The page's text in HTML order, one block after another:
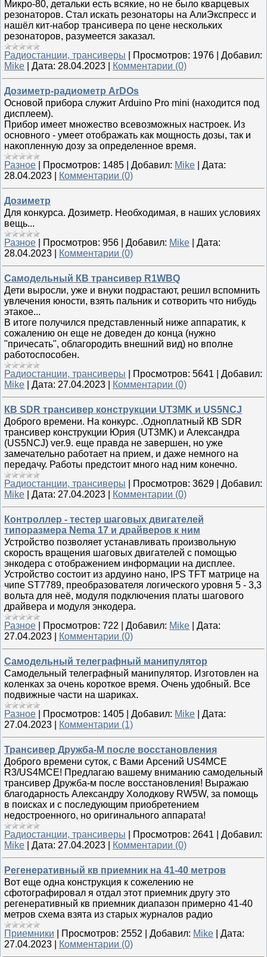
Микро-80, детальки есть всякие, но не было кварцевых
резонаторов. Стал искать резонаторы на АлиЭкспресс и
нашёл кит-набор трансивера по цене нескольких
резонаторов, разумеется заказал.
Радиостанции, трансиверы
Просмотров: 1976
Добавил:
Mike
Дата: 28.04.2023 Комментарии (0)
Дозиметр-радиометр ArDOs
Основой прибора служит Arduino Pro mini (находится под
дисплеем).
Прибор имеет множество всевозможных настроек. Из
основного - умеет отображать как мощность дозы, так и
накопленную дозу за определенное время.
Разное
Просмотров: 1485 Добавил: Mike
Дата:
28.04.2023
Комментарии (0)
Дозиметр
Для конкурса. Дозиметр. Необходимая, в наших условиях
вещь...
Разное
Просмотров: 956 Добавил: Mike
Дата:
28.04.2023
Комментарии (0)
Самодельный КВ трансивер R1WBQ
Дети выросли, уже и внуки подрастают, решил вспомнить
увлечения юности, взять пальник и сотворить что нибудь
этакое...
В итоге получился представленный ниже аппаратик, к
сожалению он еще не доведен до конца (нужно
"причесать", облагородить внешний вид) но вполне
работоспособен.
Радиостанции, трансиверы
Просмотров: 5641
Добавил:
Mike
Дата: 27.04.2023 Комментарии (0)
КВ SDR трансивер конструкции UT3MK и US5NCJ
Доброго времени. На конкурс. .Одноплатный КВ SDR
трансивер конструкции Юрия (UT3MK) и Александра
(US5NCJ) ver.9. еще правда не завершен, но уже
замечательно работает на прием, и даже немного на
передачу. Работы предстоит много над ним конечно.
Радиостанции, трансиверы
Просмотров: 3629
Добавил:
Mike
Дата: 27.04.2023 Комментарии (0)
Контроллер - тестер шаговых двигателей
типоразмера Nema 17 и драйверов к ним
Устройство позволяет устанавливать произвольную
скорость вращения шаговых двигателей с помощью
энкодера с отображением информации на дисплее.
Устройство состоит из ардуино нано, IPS TFT матрице на
чипе ST7789, преобразователя логического уровня 5 - 3,3
вольта для неё, модуля подключения платы шагового
драйвера и модуля энкодера.
Разное
Просмотров: 722 Добавил: Mike
Дата:
27.04.2023
Комментарии (0)
Самодельный телеграфный манипулятор
Самодельный телеграфный манипулятор. Изготовлен на
коленках за очень короткое время. Очень удобный. Все
подвижные части на шариках.
Разное
Просмотров: 1405 Добавил: Mike
Дата:
27.04.2023
Комментарии (1)
Трансивер Дружба-М после восстановления
Доброго времени суток, с Вами Арсений US4MCE
R3/US4MCE! Предлагаю вашему вниманию самодельный
трансивер Дружба-м после восстановления! Выражаю
благодарность Александру Холодкову RW5W, за помощь
в поисках и с последующим приобретением
недостроенного, но оригинального аппарата!
Радиостанции, трансиверы
Просмотров: 2641
Добавил:
Mike
Дата: 27.04.2023 Комментарии (0)
Регенеративный кв приемник на 41-40 метров
Вот еще одна конструкция к сожелению не
сфотографировал я отдал этот приемник другу это
регенеративный кв приемник диапазон примерно 41-40
метров схема взята из старых журналов радио
Приемники
Просмотров: 2552 Добавил: Mike
Дата:
27.04.2023
Комментарии (0)